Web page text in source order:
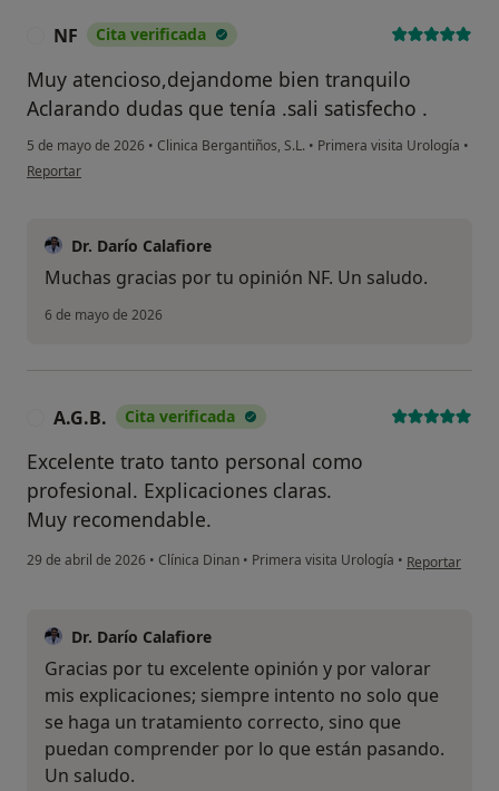
NF Cita verificada
Muy atencioso,dejandome bien tranquilo
Aclarando dudas que tenía .sali satisfecho .
5 de mayo de 2026 • Clinica Bergantiños, S.L. • Primera visita Urología •
en opinión del usuario NF
Reportar
Dr. Darío Calafiore
Muchas gracias por tu opinión NF. Un saludo.
6 de mayo de 2026
A.G.B. Cita verificada
Excelente trato tanto personal como
profesional. Explicaciones claras.
Muy recomendable.
29 de abril de 2026 • Clínica Dinan • Primera visita Urología • en opinión del
Reportar
Dr. Darío Calafiore
Gracias por tu excelente opinión y por valorar
mis explicaciones; siempre intento no solo que
se haga un tratamiento correcto, sino que
puedan comprender por lo que están pasando.
Un saludo.